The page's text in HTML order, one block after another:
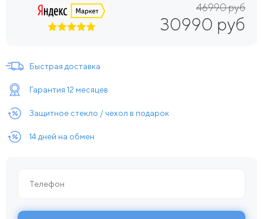
46990 руб
30990 руб
Быстрая доставка
Гарантия 12 месяцев
Защитное стекло / чехол в подарок
14 дней на обмен